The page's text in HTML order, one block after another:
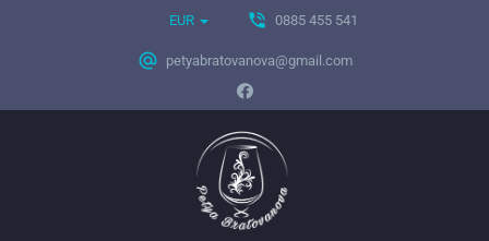
EUR phone_in_talk 0885 455 541
alternate_email petyabratovanova@gmail.com